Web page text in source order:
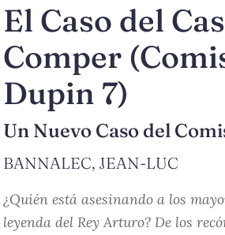
El Caso del
Comper
Dupin 7)
Un Nuevo Caso del
BANNALEC, JEAN-LUC
¿Quién está asesinando a los
leyenda del Rey Arturo? De los